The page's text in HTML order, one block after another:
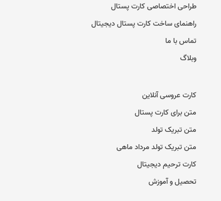
طراحی اختصاصی کارت پستال
راهنمای ساخت کارت پستال دیجیتال
تماس با ما
وبلاگ
کارت عروسی آنلاین
متن برای کارت پستال
متن تبریک تولد
متن تبریک تولد مرداد ماهی
کارت ترحیم دیجیتال
تحصیل و آموزش